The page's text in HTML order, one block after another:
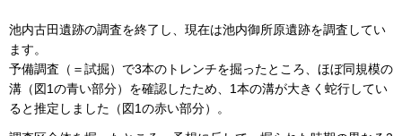
池内古田遺跡の調査を終了し、現在は池内御所原遺跡を調査してい
ます。
予備調査（＝試掘）で3本のトレンチを掘ったところ、ほぼ同規模の
溝（図1の青い部分）を確認したため、1本の溝が大きく蛇行してい
ると推定しました（図1の赤い部分）。